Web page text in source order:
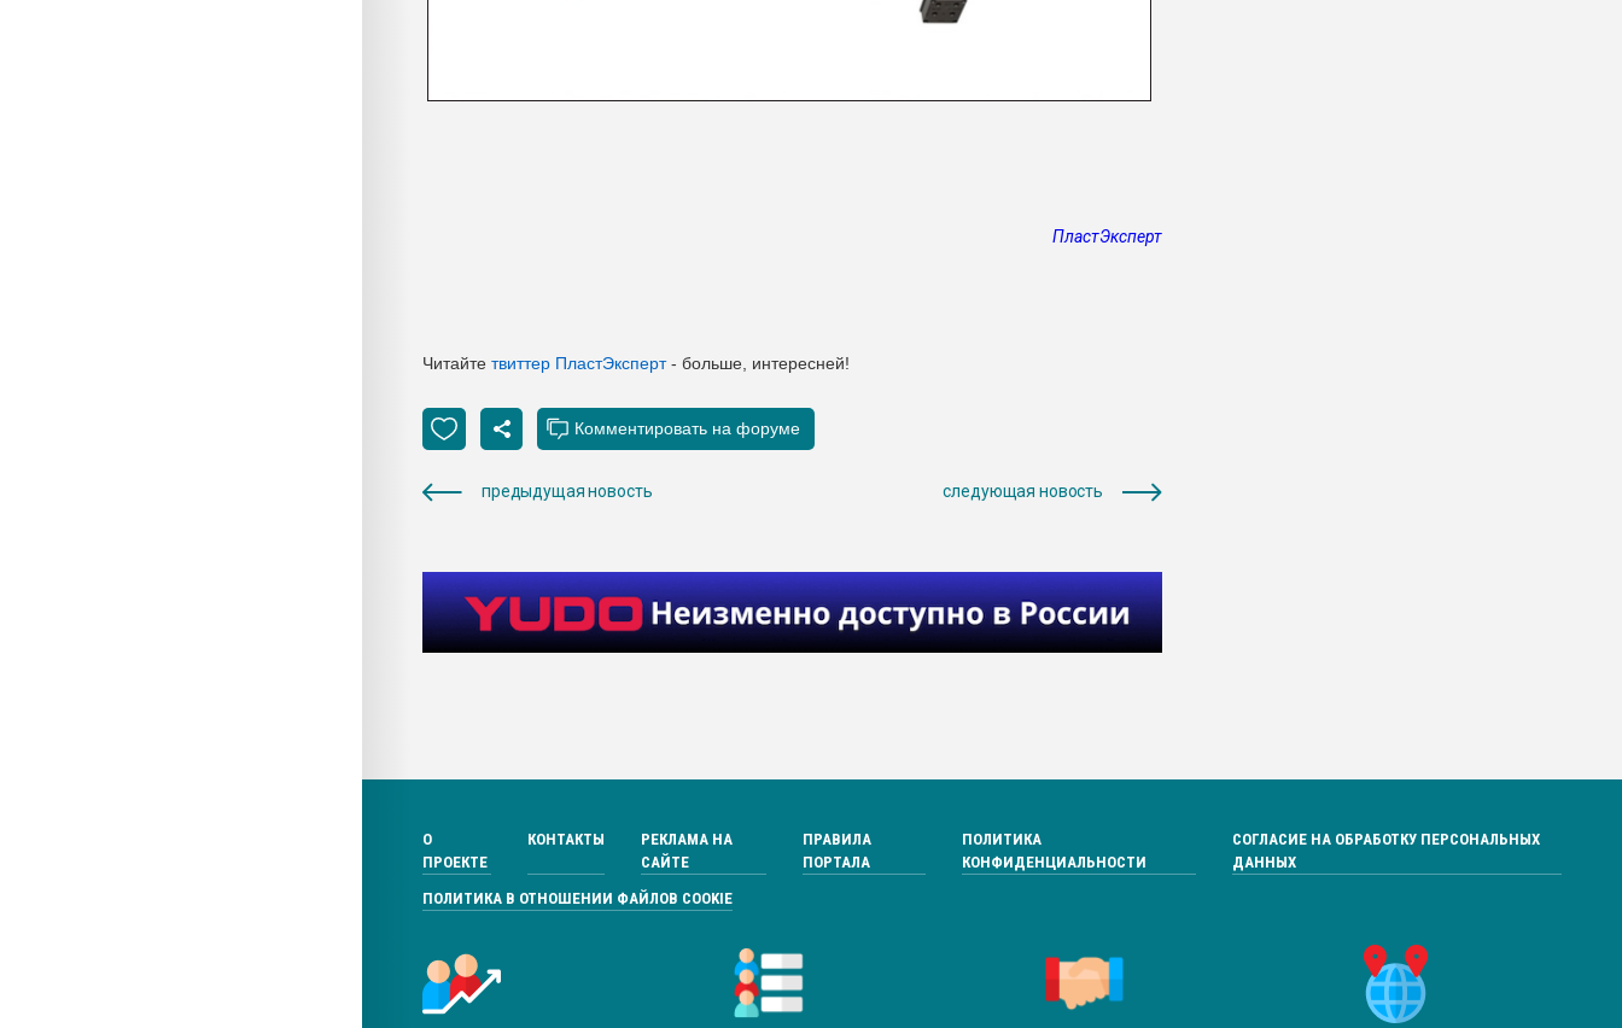
ПластЭксперт
Читайте твиттер ПластЭксперт- больше, интересней!
предыдущая новость следующая новость
О
ПРОЕКТЕ
КОНТАКТЫ
РЕКЛАМА НА
САЙТЕ
ПРАВИЛА
ПОРТАЛА
ПОЛИТИКА
КОНФИДЕНЦИАЛЬНОСТИ
СОГЛАСИЕ НА ОБРАБОТКУ ПЕРСОНАЛЬНЫХ
ДАННЫХ
ПОЛИТИКА В ОТНОШЕНИИ ФАЙЛОВ COOKIE